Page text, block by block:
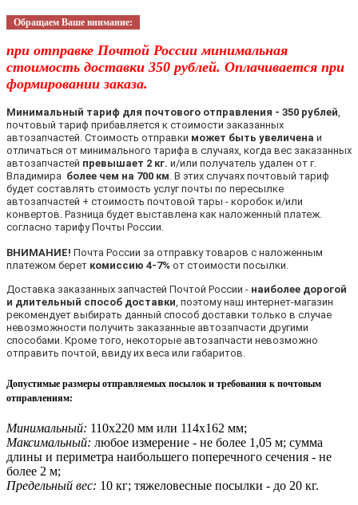
Обращаем Ваше внимание:
при отправке Почтой России минимальная
стоимость доставки 350 рублей. Оплачивается при
формировании заказа.
Минимальный тариф для почтового отправления - 350 рублей
почтовый тариф прибавляется к стоимости заказанных
автозапчастей. Стоимость отправки может быть увеличена и
отличаться от минимального тарифа в случаях, когда вес заказанных
автозапчастей превышает 2 кг. и/или получатель удален от г.
Владимира более чем на 700 км . В этих случаях почтовый тариф
будет составлять стоимость услуг почты по пересылке
автозапчастей + стоимость почтовой тары - коробок и/или
конвертов. Разница будет выставлена как наложенный платеж.
согласно тарифу Почты России.
ВНИМАНИЕ! Почта России за отправку товаров с наложенным
платежом берет комиссию 4-7% от стоимости посылки.
Доставка заказанных запчастей Почтой России - наиболее дорогой
и длительный способ доставки , поэтому наш интернет-магазин
рекомендует выбирать данный способ доставки только в случае
невозможности получить заказанные автозапчасти другими
способами. Кроме того, некоторые автозапчасти невозможно
отправить почтой, ввиду их веса или габаритов.
Допустимые размеры отправляемых посылок и требования к почтовым
отправлениям:
Минимальный: 110х220 мм или 114х162 мм;
Максимальный: любое измерение - не более 1,05 м; сумма
длины и периметра наибольшего поперечного сечения - не
более 2 м;
Предельный вес: 10 кг; тяжеловесные посылки - до 20 кг.